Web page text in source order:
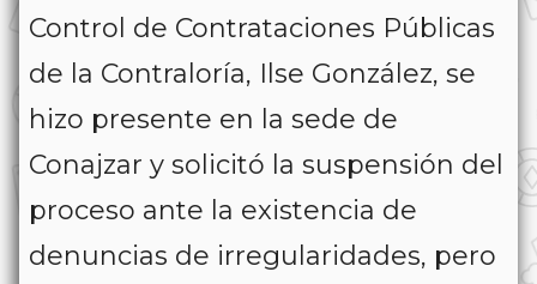
Control de Contrataciones Públicas
de la Contraloría, Ilse González, se
hizo presente en la sede de
Conajzar y solicitó la suspensión del
proceso ante la existencia de
denuncias de irregularidades, pero